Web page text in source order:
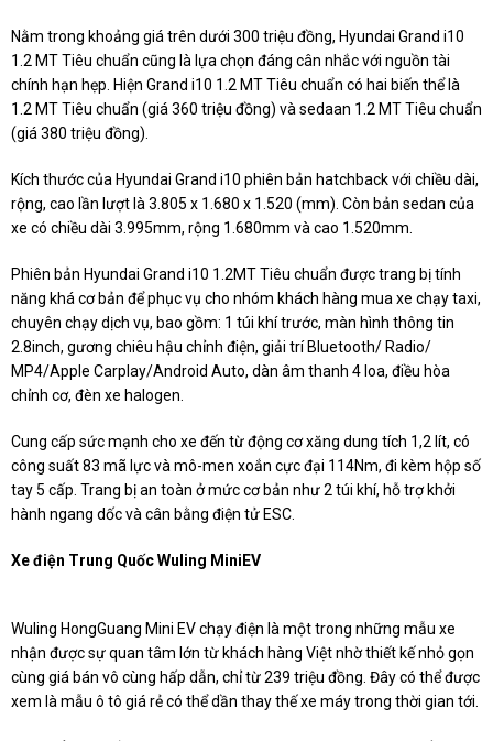
Nằm trong khoảng giá trên dưới 300 triệu đồng, Hyundai Grand i10
1.2 MT Tiêu chuẩn cũng là lựa chọn đáng cân nhắc với nguồn tài
chính hạn hẹp. Hiện Grand i10 1.2 MT Tiêu chuẩn có hai biến thể là
1.2 MT Tiêu chuẩn (giá 360 triệu đồng) và sedaan 1.2 MT Tiêu chuẩn
(giá 380 triệu đồng).
Kích thước của Hyundai Grand i10 phiên bản hatchback với chiều dài,
rộng, cao lần lượt là 3.805 x 1.680 x 1.520 (mm). Còn bản sedan của
xe có chiều dài 3.995mm, rộng 1.680mm và cao 1.520mm.
Phiên bản Hyundai Grand i10 1.2MT Tiêu chuẩn được trang bị tính
năng khá cơ bản để phục vụ cho nhóm khách hàng mua xe chạy taxi,
chuyên chạy dịch vụ, bao gồm: 1 túi khí trước, màn hình thông tin
2.8inch, gương chiêu hậu chỉnh điện, giải trí Bluetooth/ Radio/
MP4/Apple Carplay/Android Auto, dàn âm thanh 4 loa, điều hòa
chỉnh cơ, đèn xe halogen.
Cung cấp sức mạnh cho xe đến từ động cơ xăng dung tích 1,2 lít, có
công suất 83 mã lực và mô-men xoắn cực đại 114Nm, đi kèm hộp số
tay 5 cấp. Trang bị an toàn ở mức cơ bản như 2 túi khí, hỗ trợ khởi
hành ngang dốc và cân bằng điện tử ESC.
Xe điện Trung Quốc Wuling MiniEV
Wuling HongGuang Mini EV chạy điện là một trong những mẫu xe
nhận được sự quan tâm lớn từ khách hàng Việt nhờ thiết kế nhỏ gọn
cùng giá bán vô cùng hấp dẫn, chỉ từ 239 triệu đồng. Đây có thể được
xem là mẫu ô tô giá rẻ có thể dần thay thế xe máy trong thời gian tới.